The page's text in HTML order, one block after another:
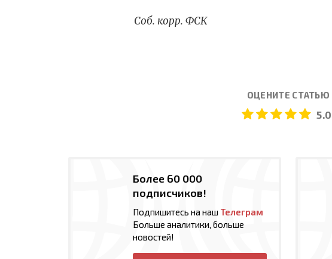
Соб. корр. ФСК
ОЦЕНИТЕ СТАТЬЮ
5.0
Более 60 000
подписчиков!
Подпишитесь на наш Телеграм
Больше аналитики, больше
новостей!